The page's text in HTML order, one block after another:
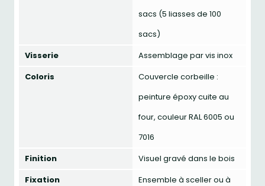
sacs (5 liasses de 100
sacs)
Visserie
Assemblage par vis inox
Coloris
Couvercle corbeille :
peinture époxy cuite au
four, couleur RAL 6005 ou
7016
Finition
Visuel gravé dans le bois
Fixation
Ensemble à sceller ou à